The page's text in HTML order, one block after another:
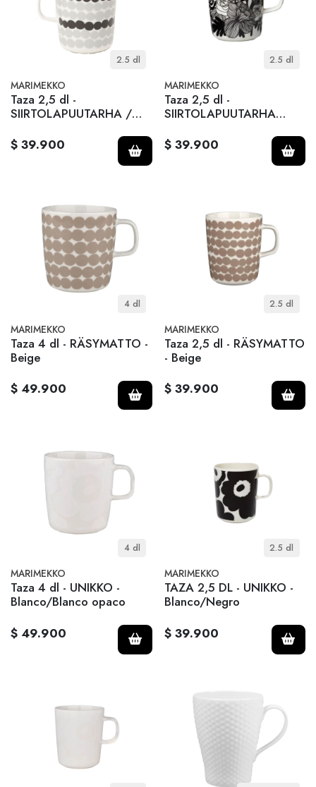
2.5 dl
MARIMEKKO
Taza 2,5 dl -
SIIRTOLAPUUTARHA /
$ 39.900
2.5 dl
MARIMEKKO
Taza 2,5 dl -
SIIRTOLAPUUTARHA
$ 39.900
4 dl
MARIMEKKO
Taza 4 dl - RÄSYMATTO -
Beige
$ 49.900
2.5 dl
MARIMEKKO
Taza 2,5 dl - RÄSYMATTO
- Beige
$ 39.900
4 dl
MARIMEKKO
Taza 4 dl - UNIKKO -
Blanco/Blanco opaco
$ 49.900
2.5 dl
MARIMEKKO
TAZA 2,5 DL - UNIKKO -
Blanco/Negro
$ 39.900